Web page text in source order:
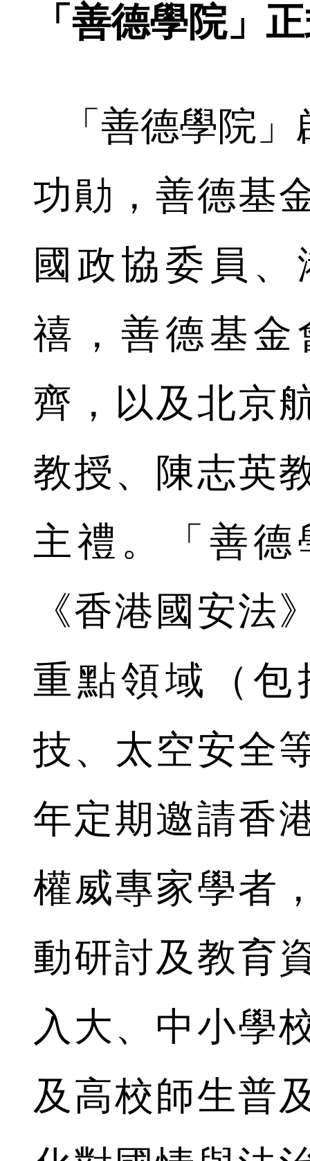
「善德學院」
「善德學院」
功勛，善德基
國政協委員
禧，善德基金
齊，以及北京
教授、陳志英
主禮。「善
《香港國安法
重點領域（
技、太空安全
年定期邀請香
權威專家學者
動研討及教育
入大、中小學
及高校師生普